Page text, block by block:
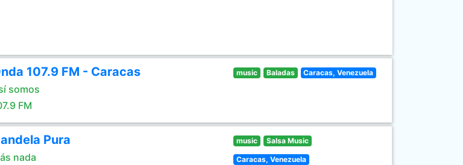
107.9 FM - Caracas
somos
FM
music Baladas Caracas, Venezuela
Pura
nada
music Salsa Music
Caracas, Venezuela